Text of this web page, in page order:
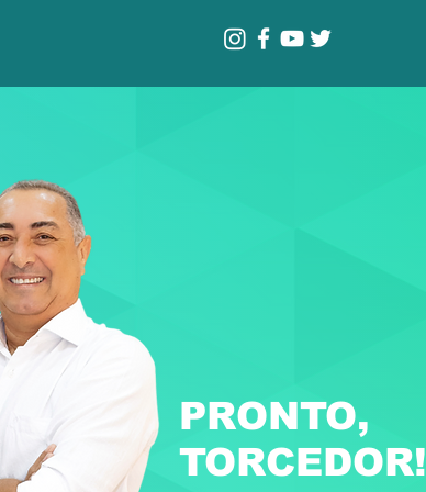
PRONTO,
TORCEDOR!